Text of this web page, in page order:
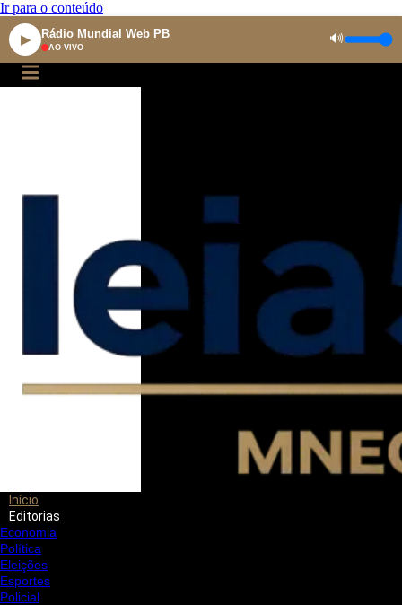
Ir para o conteúdo
▶ Rádio Mundial Web PB
AO VIVO
🔊
Início
Editorias
Economia
Política
Eleições
Esportes
Policial